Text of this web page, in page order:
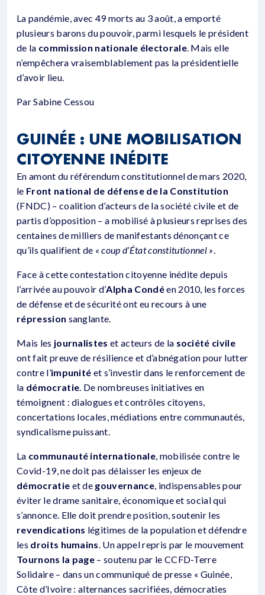
La pandémie, avec 49 morts au 3 août, a emporté
plusieurs barons du pouvoir, parmi lesquels le président
de la commission nationale électorale. Mais elle
n’empêchera vraisemblablement pas la présidentielle
d’avoir lieu.
Par Sabine Cessou
GUINÉE : UNE MOBILISATION
CITOYENNE INÉDITE
En amont du référendum constitutionnel de mars 2020,
le Front national de défense de la Constitution
(FNDC) – coalition d’acteurs de la société civile et de
partis d’opposition – a mobilisé à plusieurs reprises des
centaines de milliers de manifestants dénonçant ce
qu’ils qualifient de « coup d’État constitutionnel ».
Face à cette contestation citoyenne inédite depuis
l’arrivée au pouvoir d’Alpha Condéen 2010, les forces
de défense et de sécurité ont eu recours à une
répression sanglante.
Mais les journalistes et acteurs de la société civile
ont fait preuve de résilience et d’abnégation pour lutter
contre l’impunité et s’investir dans le renforcement de
la démocratie. De nombreuses initiatives en
témoignent : dialogues et contrôles citoyens,
concertations locales, médiations entre communautés,
syndicalisme puissant.
La communauté internationale, mobilisée contre le
Covid-19, ne doit pas délaisser les enjeux de
démocratie et de gouvernance, indispensables pour
éviter le drame sanitaire, économique et social qui
s’annonce. Elle doit prendre position, soutenir les
revendications légitimes de la population et défendre
les droits humains. Un appel repris par le mouvement
Tournons la page – soutenu par le CCFD-Terre
Solidaire – dans un communiqué de presse « Guinée,
Côte d’Ivoire : alternances sacrifiées, démocraties